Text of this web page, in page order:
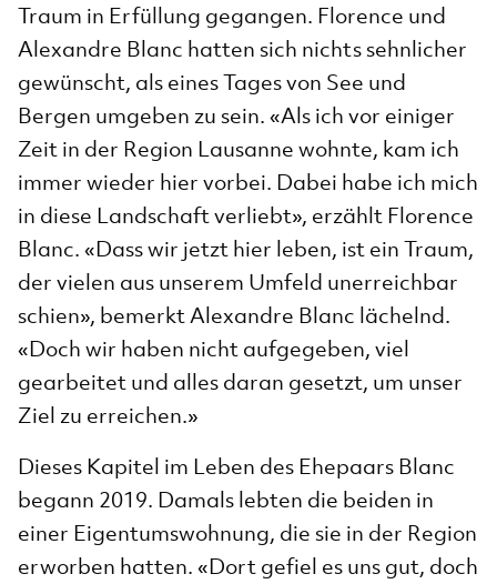
Traum in Erfüllung gegangen. Florence und
Alexandre Blanc hatten sich nichts sehnlicher
gewünscht, als eines Tages von See und
Bergen umgeben zu sein. «Als ich vor einiger
Zeit in der Region Lausanne wohnte, kam ich
immer wieder hier vorbei. Dabei habe ich mich
in diese Landschaft verliebt», erzählt Florence
Blanc. «Dass wir jetzt hier leben, ist ein Traum,
der vielen aus unserem Umfeld unerreichbar
schien», bemerkt Alexandre Blanc lächelnd.
«Doch wir haben nicht aufgegeben, viel
gearbeitet und alles daran gesetzt, um unser
Ziel zu erreichen.»
Dieses Kapitel im Leben des Ehepaars Blanc
begann 2019. Damals lebten die beiden in
einer Eigentumswohnung, die sie in der Region
erworben hatten. «Dort gefiel es uns gut, doch